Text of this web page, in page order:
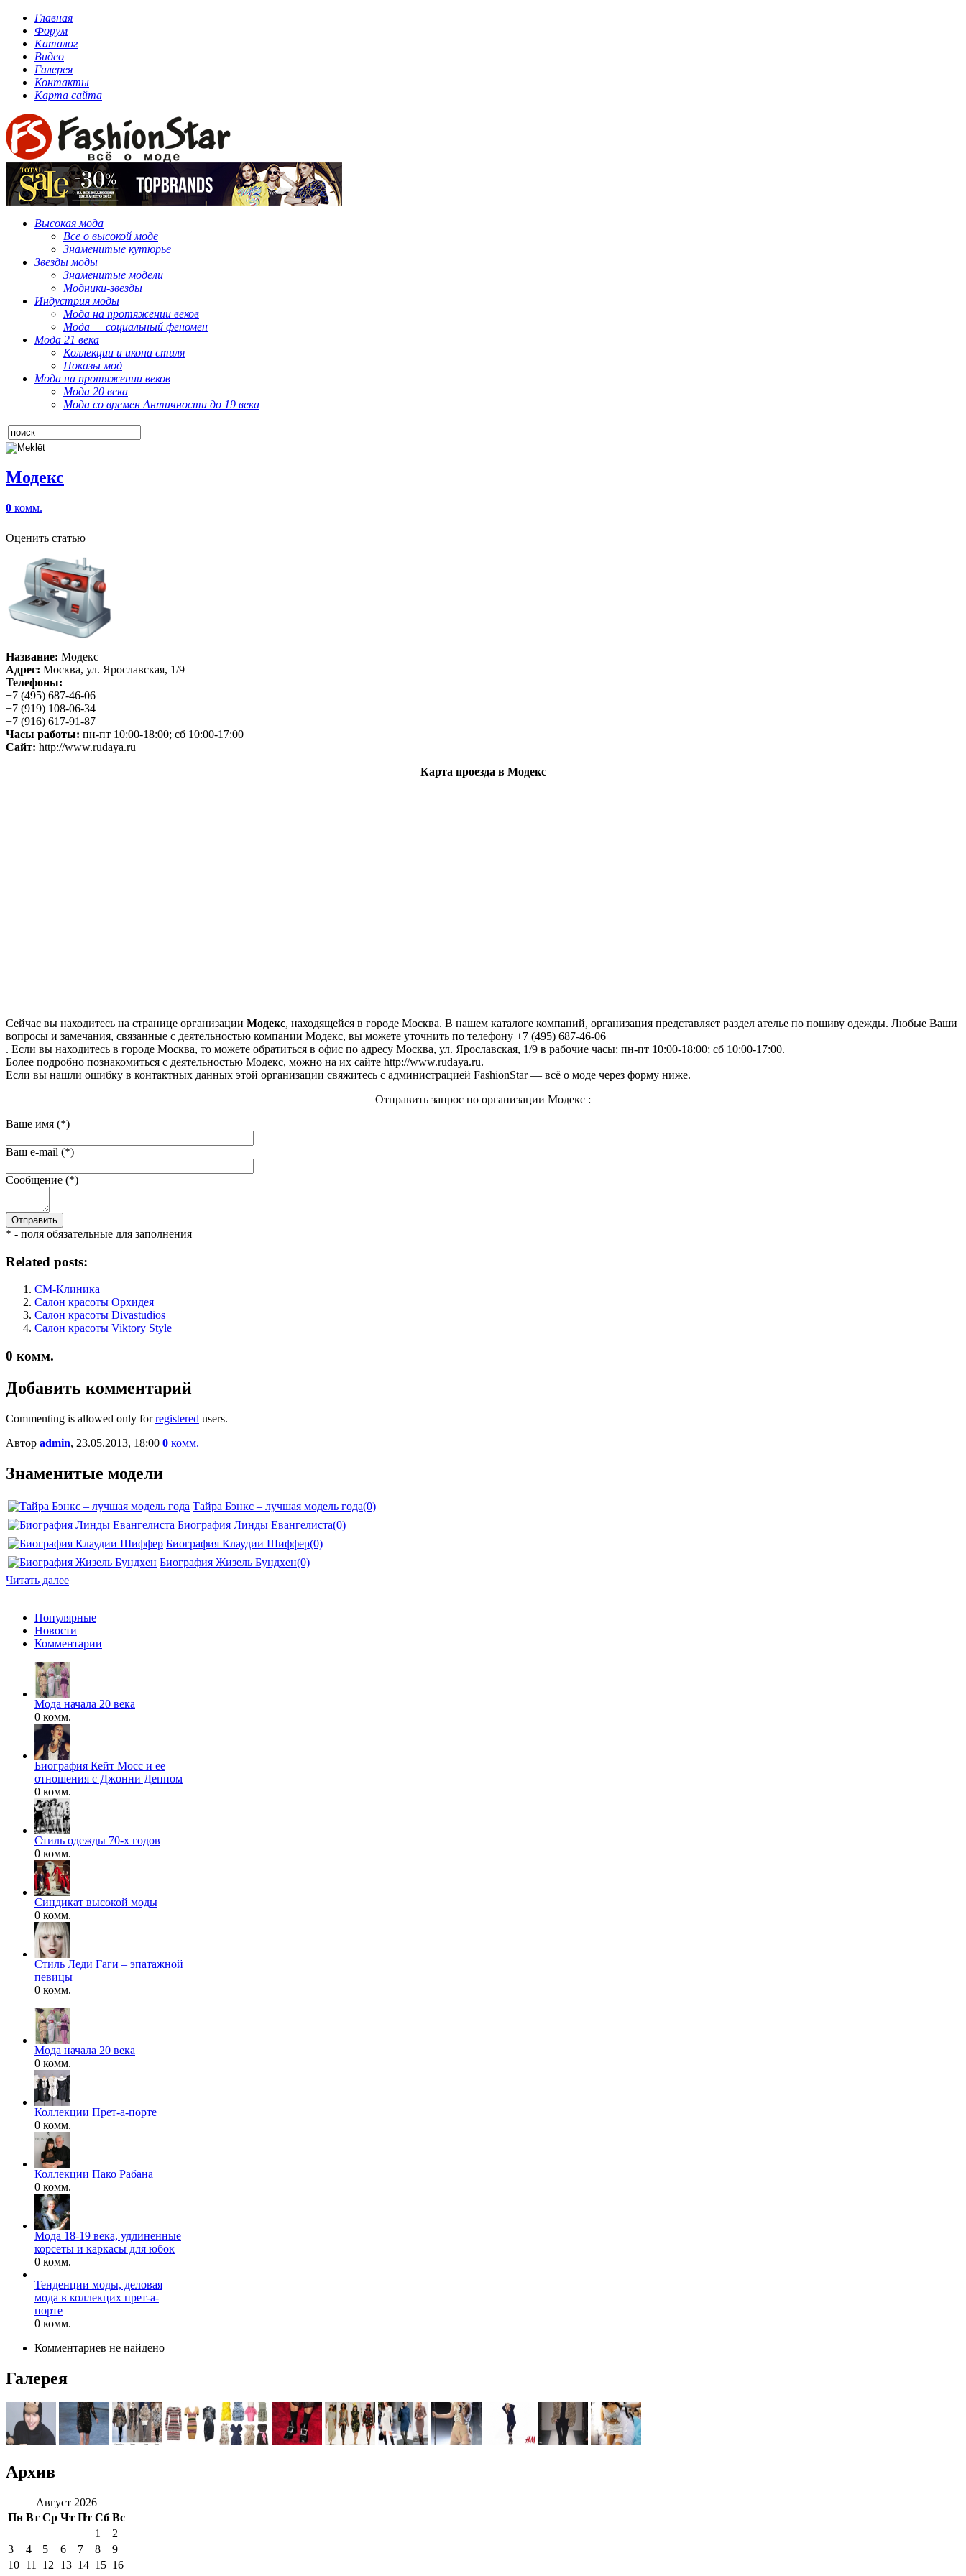
Главная
Форум
Каталог
Видео
Галерея
Контакты
Карта сайта
Высокая мода
Все о высокой моде
Знаменитые кутюрье
Звезды моды
Знаменитые модели
Модники-звезды
Индустрия моды
Мода на протяжении веков
Мода — социальный феномен
Мода 21 века
Коллекции и икона стиля
Показы мод
Мода на протяжении веков
Мода 20 века
Мода со времен Античности до 19 века
Модекс
0 комм.
Оценить статью
Название: Модекс
Адрес: Москва, ул. Ярославская, 1/9
Телефоны:
+7 (495) 687-46-06
+7 (919) 108-06-34
+7 (916) 617-91-87
Часы работы: пн-пт 10:00-18:00; сб 10:00-17:00
Сайт: http://www.rudaya.ru
Карта проезда в Модекс
Сейчас вы находитесь на странице организации Модекс, находящейся в городе Москва. В нашем каталоге компаний, организация представляет раздел ателье по пошиву одежды. Любые Ваши
вопросы и замечания, связанные с деятельностью компании Модекс, вы можете уточнить по телефону +7 (495) 687-46-06
. Если вы находитесь в городе Москва, то можете обратиться в офис по адресу Москва, ул. Ярославская, 1/9 в рабочие часы: пн-пт 10:00-18:00; сб 10:00-17:00.
Более подробно познакомиться с деятельностью Модекс, можно на их сайте http://www.rudaya.ru.
Если вы нашли ошибку в контактных данных этой организации свяжитесь с администрацией FashionStar — всё о моде через форму ниже.
Отправить запрос по организации Модекс :
Ваше имя (*)
Ваш e-mail (*)
Сообщение (*)
* - поля обязательные для заполнения
Related posts:
СМ-Клиника
Салон красоты Орхидея
Салон красоты Divastudios
Салон красоты Viktory Style
0 комм.
Добавить комментарий
Commenting is allowed only forregistered users.
Автор admin, 23.05.2013, 18:00 0 комм.
Знаменитые модели
Тайра Бэнкс – лучшая модель года(0)
Биография Линды Евангелиста(0)
Биография Клаудии Шиффер(0)
Биография Жизель Бундхен(0)
Читать далее
Популярные
Новости
Комментарии
Мода начала 20 века
0 комм.
Биография Кейт Мосс и ее
отношения с Джонни Деппом
0 комм.
Стиль одежды 70-х годов
0 комм.
Синдикат высокой моды
0 комм.
Стиль Леди Гаги – эпатажной
певицы
0 комм.
Мода начала 20 века
0 комм.
Коллекции Прет-а-порте
0 комм.
Коллекции Пако Рабана
0 комм.
Мода 18-19 века, удлиненные
корсеты и каркасы для юбок
0 комм.
Тенденции моды, деловая
мода в коллекцих прет-а-
порте
0 комм.
Комментариев не найдено
Галерея
Архив
Август 2026
Пн Вт Ср Чт Пт Сб Вс
1
2
3
4 5 6 7 8
9
10 11 12 13 14 15 16